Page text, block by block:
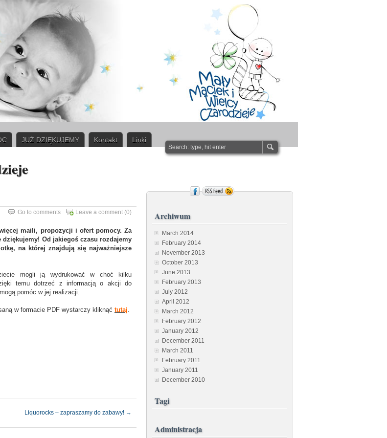
JUŻ DZIĘKUJEMY Kontakt Linki
Leave a comment (0)
Go to comments
maili, propozycji i ofert pomocy. Za
dziękujemy! Od jakiegoś czasu rozdajemy
na której znajdują się najważniejsze
mogli ją wydrukować w choć kilku
temu dotrzeć z informacją o akcji do
pomóc w jej realizacji.
w formacie PDF wystarczy kliknąć tutaj.
Liquorocks – zapraszamy do zabawy! →
Archiwum
March 2014
February 2014
November 2013
October 2013
June 2013
February 2013
July 2012
April 2012
March 2012
February 2012
January 2012
December 2011
March 2011
February 2011
January 2011
December 2010
Tagi
Administracja